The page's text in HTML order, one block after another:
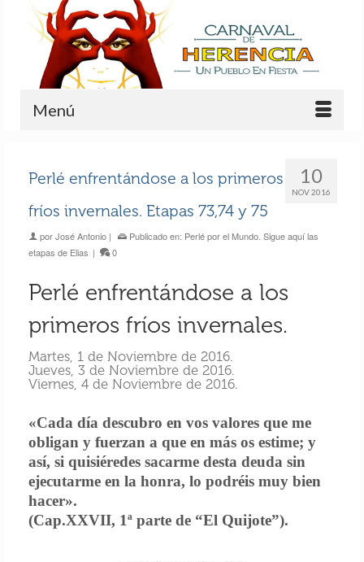
Menú
10
NOV 2016
Perlé enfrentándose a los primeros
fríos invernales. Etapas 73,74 y 75
porJosé Antonio| Publicado en: Perlé por el Mundo. Sigue aquí las
etapas de Elias | 0
Perlé enfrentándose a los
primeros fríos invernales.
Martes, 1 de Noviembre de 2016.
Jueves, 3 de Noviembre de 2016.
Viernes, 4 de Noviembre de 2016.
«Cada día descubro en vos valores que me
obligan y fuerzan a que en más os estime; y
así, si quisiéredes sacarme desta deuda sin
ejecutarme en la honra, lo podréis muy bien
hacer».
(Cap.XXVII, 1ª parte de “El Quijote”).